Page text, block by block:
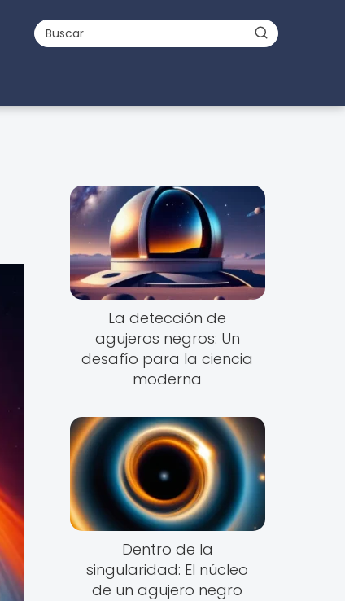
La detección de
agujeros negros: Un
desafío para la ciencia
moderna
Dentro de la
singularidad: El núcleo
de un agujero negro